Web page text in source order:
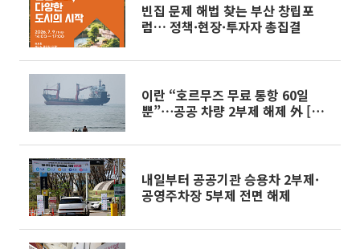
빈집 문제 해법 찾는 부산 창립포
럼… 정책·현장·투자자 총집결
이란 “호르무즈 무료 통항 60일
뿐”⋯공공 차량 2부제 해제 外 [오
내일부터 공공기관 승용차 2부제·
공영주차장 5부제 전면 해제